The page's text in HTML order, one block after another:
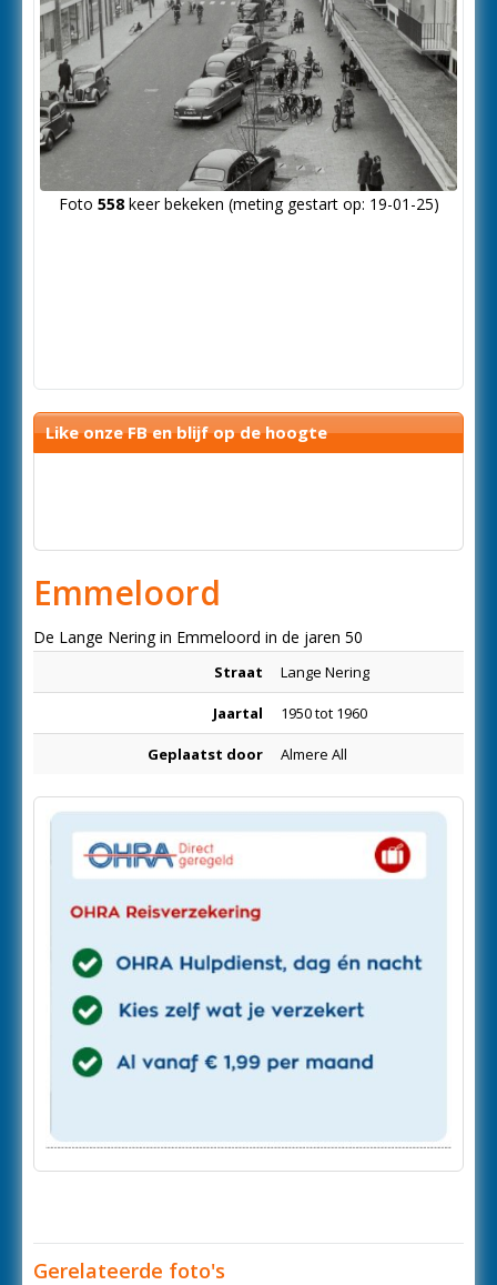
Foto 558keer bekeken (meting gestart op: 19-01-25)
Like onze FB en blijf op de hoogte
Emmeloord
De Lange Nering in Emmeloord in de jaren 50
Straat Lange Nering
Jaartal 1950 tot 1960
Geplaatst door Almere All
Gerelateerde foto's